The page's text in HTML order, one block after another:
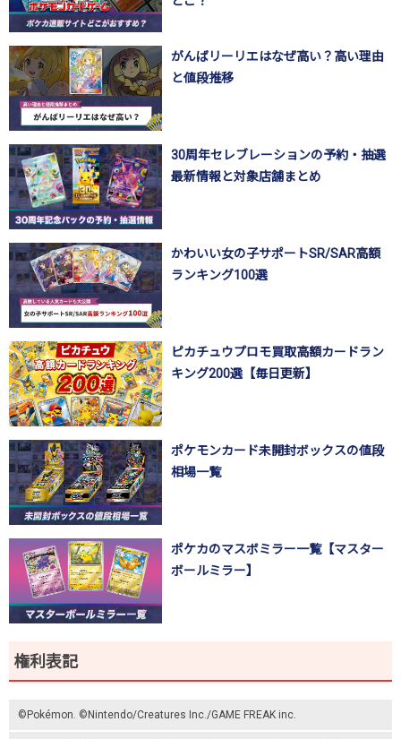
がんばリーリエはなぜ高い？高い理由
と値段推移
30周年セレブレーションの予約・抽選
最新情報と対象店舗まとめ
かわいい女の子サポートSR/SAR高額
ランキング100選
ピカチュウプロモ買取高額カードラン
キング200選【毎日更新】
ポケモンカード未開封ボックスの値段
相場一覧
ポケカのマスボミラー一覧【マスター
ボールミラー】
権利表記
©Pokémon. ©Nintendo/Creatures Inc./GAME FREAK inc.